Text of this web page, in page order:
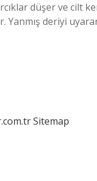
düşer ve cilt
Yanmış deriyi
Sitemap